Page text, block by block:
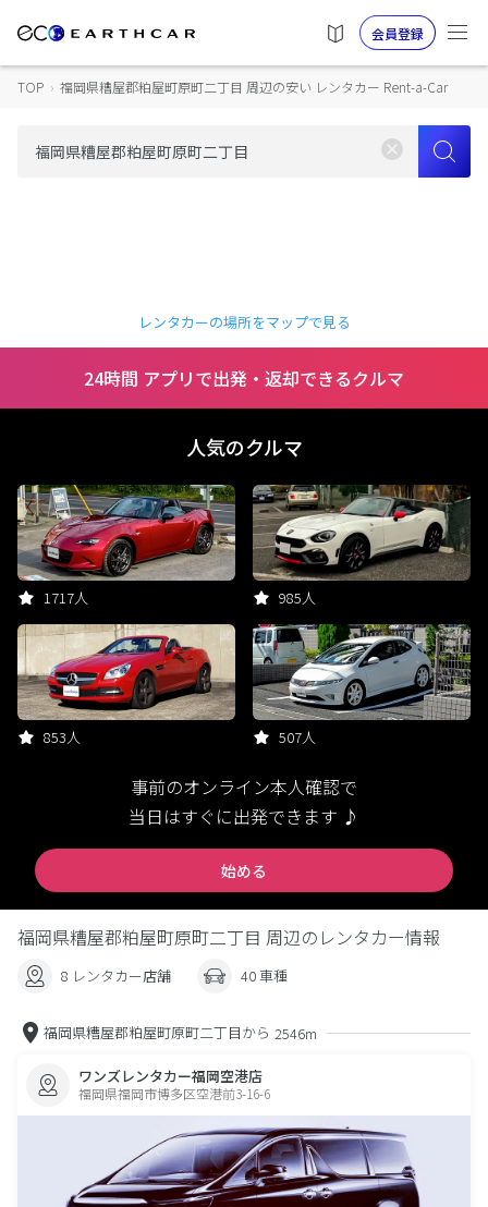
会員登録
TOP › 福岡県糟屋郡粕屋町原町二丁目 周辺の安い レンタカー Rent-a-Car
レンタカーの場所をマップで見る
24時間 アプリで出発・返却できるクルマ
人気のクルマ
1717人 985人
853人 507人
事前のオンライン本人確認で
当日はすぐに出発できます ♪
始める
福岡県糟屋郡粕屋町原町二丁目 周辺のレンタカー情報
8 レンタカー店舗 40 車種
福岡県糟屋郡粕屋町原町二丁目から 2546m
ワンズレンタカー福岡空港店
福岡県福岡市博多区空港前3-16-6